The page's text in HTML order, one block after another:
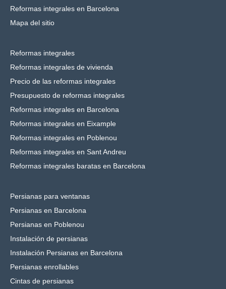
Reformas integrales en Barcelona
Mapa del sitio
Reformas integrales
Reformas integrales de vivienda
Precio de las reformas integrales
Presupuesto de reformas integrales
Reformas integrales en Barcelona
Reformas integrales en Eixample
Reformas integrales en Poblenou
Reformas integrales en Sant Andreu
Reformas integrales baratas en Barcelona
Persianas para ventanas
Persianas en Barcelona
Persianas en Poblenou
Instalación de persianas
Instalación Persianas en Barcelona
Persianas enrollables
Cintas de persianas